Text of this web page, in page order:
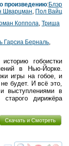
произведению:Блэр
Шварцман, Пол Вайц
Коппола, Триша
Гарсиа Берналь,
гобоистки
в Нью-Йорке.
игры на гобое, и
будет. И всё это,
выступлениями в
дирижёра
Скачать и Смотреть